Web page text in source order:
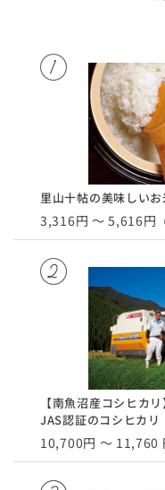
里山十帖の美味しいお
3,316円 ～ 5,616円
【南魚沼産コシヒカ
JAS認証のコシヒカリ
10,700円 ～ 11,760